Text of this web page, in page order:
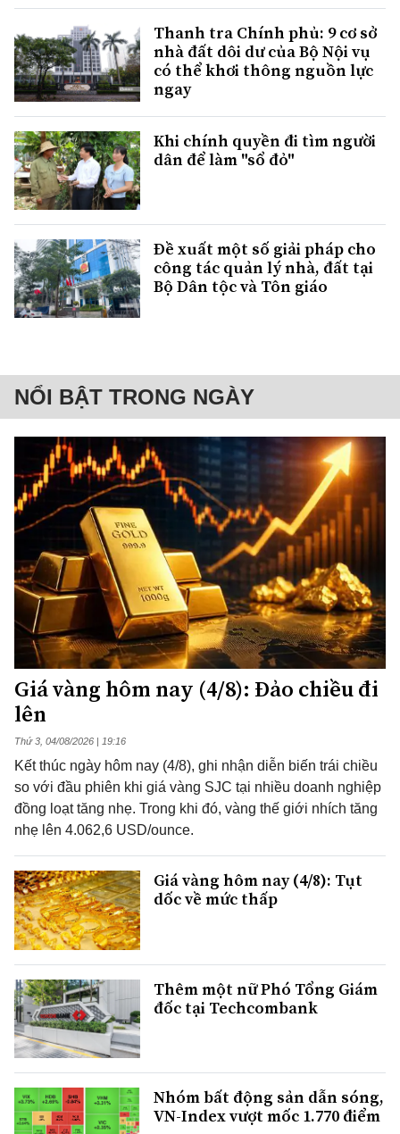
Thanh tra Chính phủ: 9 cơ sở
nhà đất dôi dư của Bộ Nội vụ
có thể khơi thông nguồn lực
ngay
Khi chính quyền đi tìm người
dân để làm "sổ đỏ"
Đề xuất một số giải pháp cho
công tác quản lý nhà, đất tại
Bộ Dân tộc và Tôn giáo
NỔI BẬT TRONG NGÀY
Giá vàng hôm nay (4/8): Đảo chiều đi
lên
Thứ 3, 04/08/2026 | 19:16
Kết thúc ngày hôm nay (4/8), ghi nhận diễn biến trái chiều
so với đầu phiên khi giá vàng SJC tại nhiều doanh nghiệp
đồng loạt tăng nhẹ. Trong khi đó, vàng thế giới nhích tăng
nhẹ lên 4.062,6 USD/ounce.
Giá vàng hôm nay (4/8): Tụt
dốc về mức thấp
Thêm một nữ Phó Tổng Giám
đốc tại Techcombank
Nhóm bất động sản dẫn sóng,
VN-Index vượt mốc 1.770 điểm